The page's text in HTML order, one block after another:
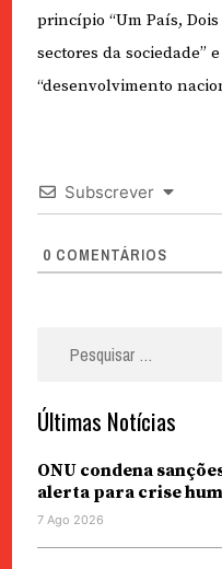
princípio “Um País,
sectores da sociedade”
“desenvolvimento
Subscrever
0 COMENTÁRIOS
Últimas Notícias
ONU condena
alerta para crise
7 Ago 2026